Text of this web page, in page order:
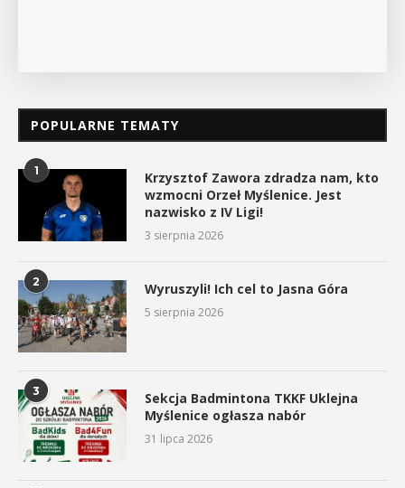
POPULARNE TEMATY
1
Krzysztof Zawora zdradza nam, kto
wzmocni Orzeł Myślenice. Jest
nazwisko z IV Ligi!
3 sierpnia 2026
2 Wyruszyli! Ich cel to Jasna Góra
5 sierpnia 2026
3
Sekcja Badmintona TKKF Uklejna
Myślenice ogłasza nabór
31 lipca 2026